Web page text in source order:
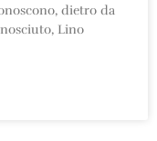
dietro da
Lino